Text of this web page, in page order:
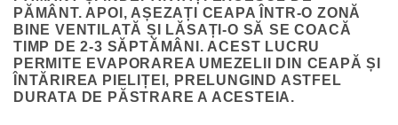
PĂMÂNT. APOI, AȘEZAȚI CEAPA ÎNTR-O ZONĂ
BINE VENTILATĂ ȘI LĂSAȚI-O SĂ SE COACĂ
TIMP DE 2-3 SĂPTĂMÂNI. ACEST LUCRU
PERMITE EVAPORAREA UMEZELII DIN CEAPĂ ȘI
ÎNTĂRIREA PIELIȚEI, PRELUNGIND ASTFEL
DURATA DE PĂSTRARE A ACESTEIA.